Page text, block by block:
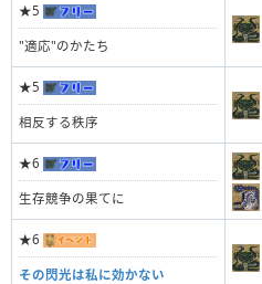
★5
"適応"のかたち
★5
相反する秩序
★6
生存競争の果てに
★6
その閃光は私に効かない